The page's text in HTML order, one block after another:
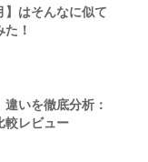
】はそんなに似て
！
違いを徹底分析：
較レビュー